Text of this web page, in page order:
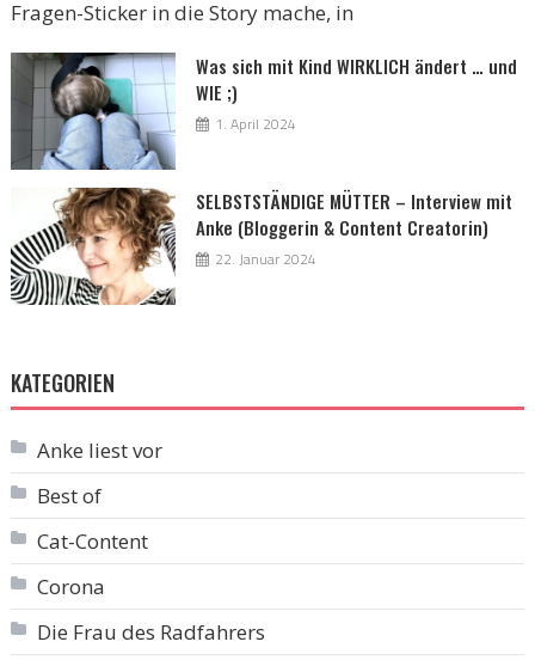
Fragen-Sticker in die Story mache, in
Was sich mit Kind WIRKLICH ändert … und
WIE ;)
1. April 2024
SELBSTSTÄNDIGE MÜTTER – Interview mit
Anke (Bloggerin & Content Creatorin)
22. Januar 2024
KATEGORIEN
Anke liest vor
Best of
Cat-Content
Corona
Die Frau des Radfahrers